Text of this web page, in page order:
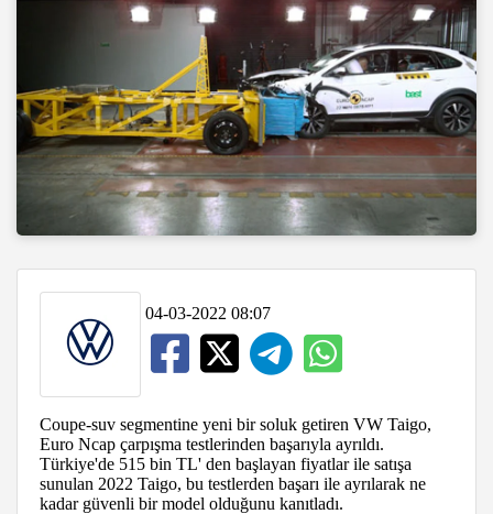
04-03-2022 08:07
Coupe-suv segmentine yeni bir soluk getiren VW Taigo,
Euro Ncap çarpışma testlerinden başarıyla ayrıldı.
Türkiye'de 515 bin TL' den başlayan fiyatlar ile satışa
sunulan 2022 Taigo, bu testlerden başarı ile ayrılarak ne
kadar güvenli bir model olduğunu kanıtladı.